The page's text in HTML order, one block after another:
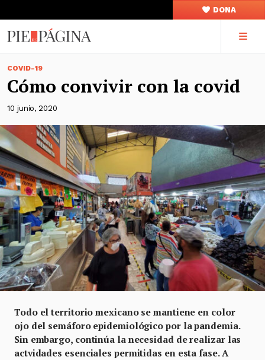
DONA
COVID-19
Cómo convivir con la covid
10 junio, 2020
Todo el territorio mexicano se mantiene en color
ojo del semáforo epidemiológico por la pandemia.
Sin embargo, continúa la necesidad de realizar las
actvidades esenciales permitidas en esta fase. A